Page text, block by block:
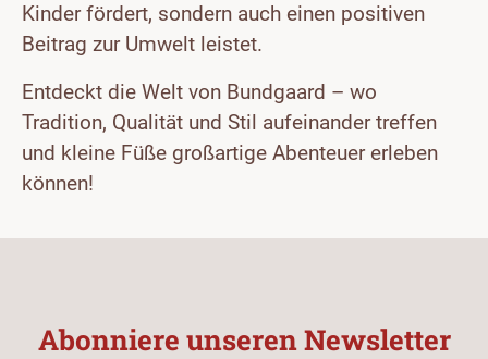
Kinder fördert, sondern auch einen positiven
Beitrag zur Umwelt leistet.
Entdeckt die Welt von Bundgaard – wo
Tradition, Qualität und Stil aufeinander treffen
und kleine Füße großartige Abenteuer erleben
können!
Abonniere unseren Newsletter